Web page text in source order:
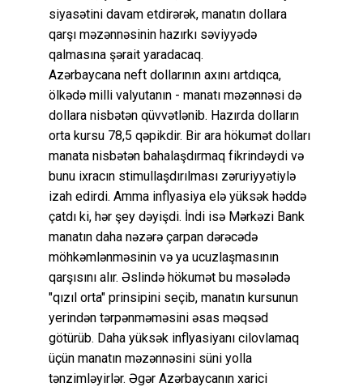
siyasətini davam etdirərək, manatın dollara
qarşı məzənnəsinin hazırkı səviyyədə
qalmasına şərait yaradacaq.
Azərbaycana neft dollarının axını artdıqca,
ölkədə milli valyutanın - manatı məzənnəsi də
dollara nisbətən qüvvətlənib. Hazırda dolların
orta kursu 78,5 qəpikdir. Bir ara hökumət dolları
manata nisbətən bahalaşdırmaq fikrindəydi və
bunu ixracın stimullaşdırılması zəruriyyətiylə
izah edirdi. Amma inflyasiya elə yüksək həddə
çatdı ki, hər şey dəyişdi. İndi isə Mərkəzi Bank
manatın daha nəzərə çarpan dərəcədə
möhkəmlənməsinin və ya ucuzlaşmasının
qarşısını alır. Əslində hökumət bu məsələdə
"qızıl orta" prinsipini seçib, manatın kursunun
yerindən tərpənməməsini əsas məqsəd
götürüb. Daha yüksək inflyasiyanı cilovlamaq
üçün manatın məzənnəsini süni yolla
tənzimləyirlər. Əgər Azərbaycanın xarici